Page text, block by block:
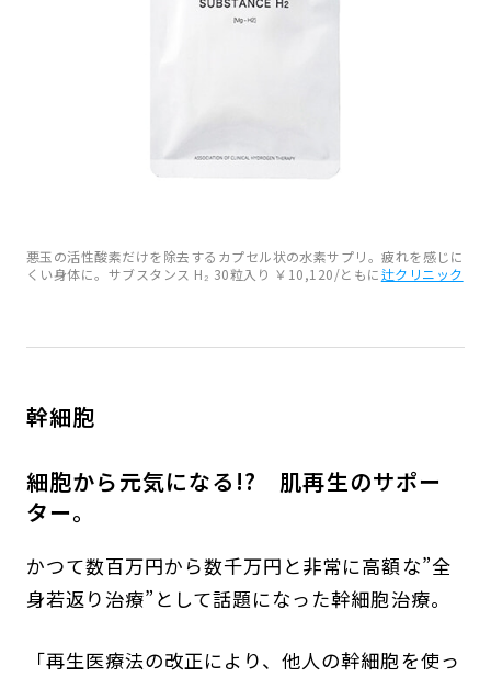
悪玉の活性酸素だけを除去するカプセル状の水素サプリ。疲れを感じに
くい身体に。サブスタンス H₂ 30粒入り ￥10,120/ともに辻クリニック
幹細胞
細胞から元気になる!? 肌再生のサポー
ター。
かつて数百万円から数千万円と非常に高額な”全
身若返り治療”として話題になった幹細胞治療。
「再生医療法の改正により、他人の幹細胞を使っ